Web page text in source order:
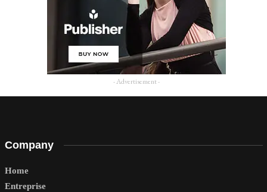
- Advertisement -
Company
Home
Entreprise